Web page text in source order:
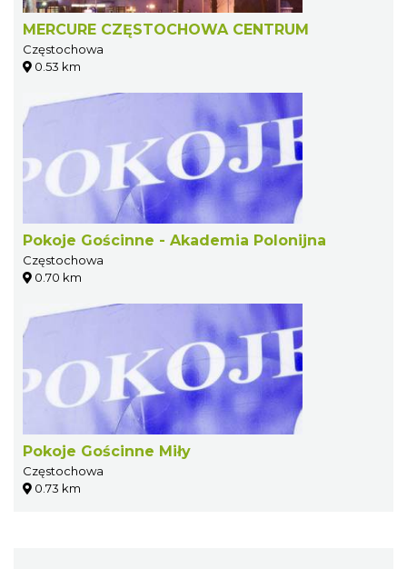
MERCURE CZĘSTOCHOWA CENTRUM
Częstochowa
0.53 km
Pokoje Gościnne - Akademia Polonijna
Częstochowa
0.70 km
Pokoje Gościnne Miły
Częstochowa
0.73 km